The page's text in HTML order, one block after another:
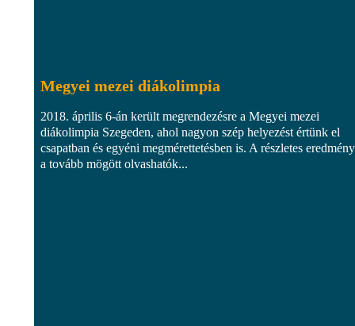
Megyei mezei diákolimpia
2018. április 6-án került megrendezésre a Megyei mezei
diákolimpia Szegeden, ahol nagyon szép helyezést értünk el
csapatban és egyéni megmérettetésben is. A részletes
a tovább mögött olvashatók...